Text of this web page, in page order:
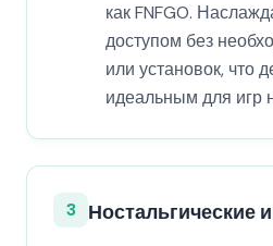
как FNFGO.
доступом без
или установок, что
идеальным для игр
3 Ностальгические